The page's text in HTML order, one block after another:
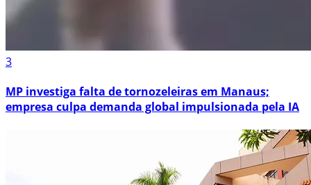
3
MP investiga falta de tornozeleiras em Manaus;
empresa culpa demanda global impulsionada pela IA